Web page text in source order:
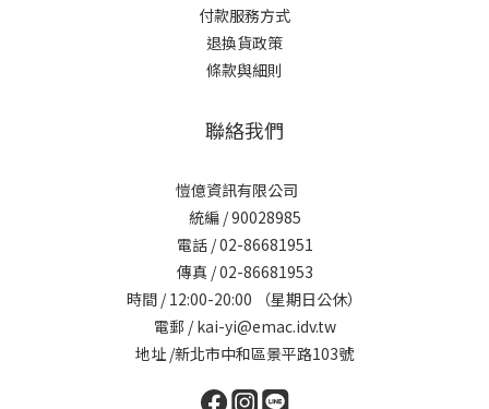
付款服務方式
退換貨政策
條款與細則
聯絡我們
愷億資訊有限公司
統編 / 90028985
電話 / 02-86681951
傳真 / 02-86681953
時間 / 12:00-20:00 （星期日公休）
電郵 / kai-yi@emac.idv.tw
地址 /新北市中和區景平路103號